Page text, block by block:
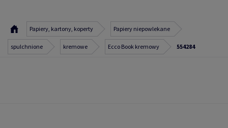
Papiery, kartony, koperty Papiery niepowlekane
spulchnione kremowe Ecco Book kremowy 554284